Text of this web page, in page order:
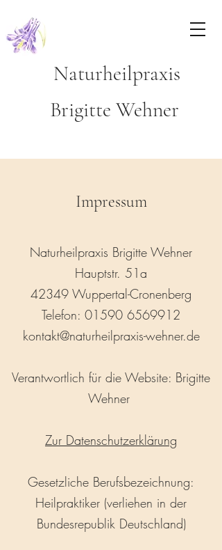
Naturheilpraxis
Brigitte Wehner
Impressum
Naturheilpraxis Brigitte Wehner
Hauptstr. 51a
42349 Wuppertal-Cronenberg
Telefon: 01590 6569912
kontakt@naturheilpraxis-wehner.de
Verantwortlich für die Website: Brigitte
Wehner
Zur Datenschutzerklärung
Gesetzliche Berufsbezeichnung:
Heilpraktiker (verliehen in der
Bundesrepublik Deutschland)